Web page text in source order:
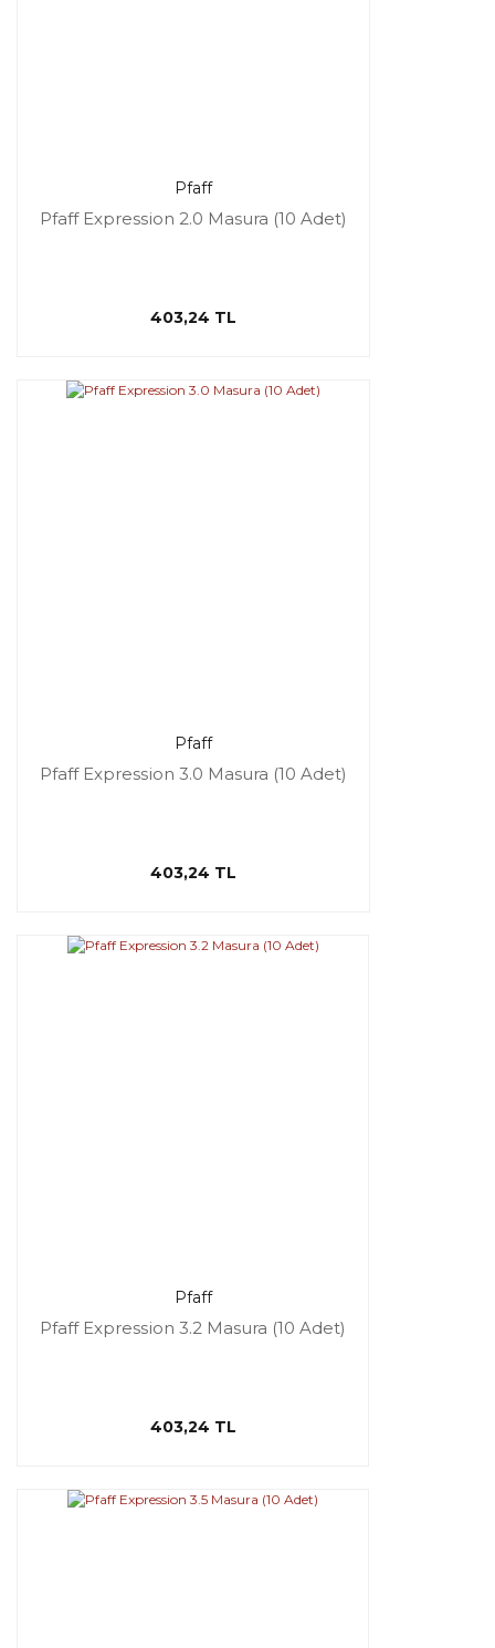
Pfaff
Pfaff Expression 2.0 Masura (10 Adet)
403,24 TL
Pfaff
Pfaff Expression 3.0 Masura (10 Adet)
403,24 TL
Pfaff
Pfaff Expression 3.2 Masura (10 Adet)
403,24 TL